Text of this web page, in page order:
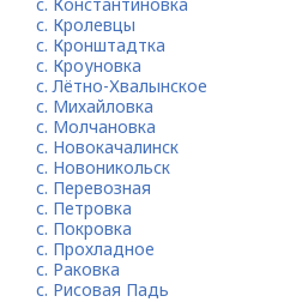
с. Кролевцы
с. Кронштадтка
с. Кроуновка
с. Лётно-Хвалынское
с. Михайловка
с. Молчановка
с. Новокачалинск
с. Новоникольск
с. Перевозная
с. Петровка
с. Покровка
с. Прохладное
с. Раковка
с. Рисовая Падь